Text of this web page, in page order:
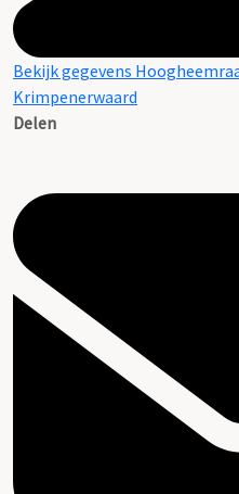
Bekijk gegevens
Krimpenerwaard
Delen